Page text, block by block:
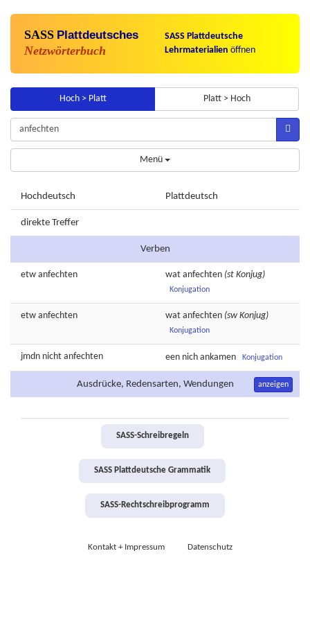
SASS Plattdeutsches
Netzwörterbuch
SASS Plattdeutsche
Lehrmaterialien öffnen
Hoch > Platt Platt > Hoch
Menü
Hochdeutsch Plattdeutsch
direkte Treffer
Verben
etw anfechten wat anfechten (st Konjug)
Konjugation
etw anfechten wat anfechten (sw Konjug)
Konjugation
jmdn nicht anfechten een nich ankamen Konjugation
Ausdrücke, Redensarten, Wendungen anzeigen
SASS-Schreibregeln
SASS Plattdeutsche Grammatik
SASS-Rechtschreibprogramm
Kontakt + Impressum Datenschutz